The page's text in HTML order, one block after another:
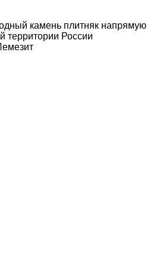
камень плитняк напрямую
территории России